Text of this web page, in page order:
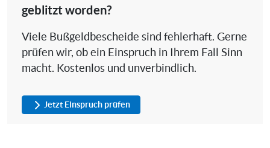
geblitzt worden?
Viele Bußgeldbescheide sind fehlerhaft. Gerne
prüfen wir, ob ein Einspruch in Ihrem Fall Sinn
macht. Kostenlos und unverbindlich.
Jetzt Einspruch prüfen